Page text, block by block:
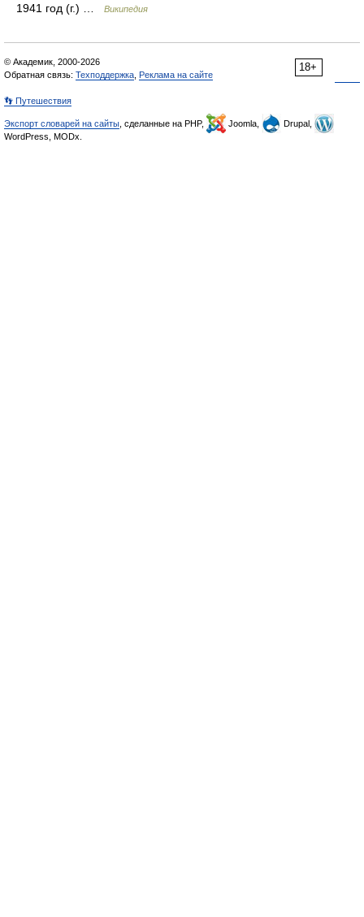
1941 год (г.) …
Википедия
18+
© Академик, 2000-2026
Обратная связь: Техподдержка Реклама на сайте
👣 Путешествия
Экспорт словарей на сайты , сделанные на PHP, Joomla,
Drupal,
WordPress, MODx.